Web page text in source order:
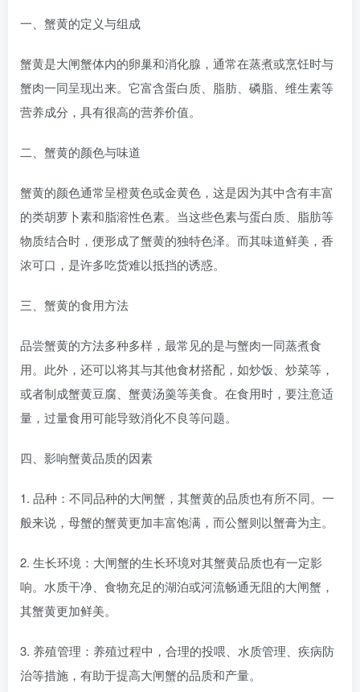
一、蟹黄的定义与组成
蟹黄是大闸蟹体内的卵巢和消化腺，通常在蒸煮或烹饪时与
蟹肉一同呈现出来。它富含蛋白质、脂肪、磷脂、维生素等
营养成分，具有很高的营养价值。
二、蟹黄的颜色与味道
蟹黄的颜色通常呈橙黄色或金黄色，这是因为其中含有丰富
的类胡萝卜素和脂溶性色素。当这些色素与蛋白质、脂肪等
物质结合时，便形成了蟹黄的独特色泽。而其味道鲜美，香
浓可口，是许多吃货难以抵挡的诱惑。
三、蟹黄的食用方法
品尝蟹黄的方法多种多样，最常见的是与蟹肉一同蒸煮食
用。此外，还可以将其与其他食材搭配，如炒饭、炒菜等，
或者制成蟹黄豆腐、蟹黄汤羹等美食。在食用时，要注意适
量，过量食用可能导致消化不良等问题。
四、影响蟹黄品质的因素
1. 品种：不同品种的大闸蟹，其蟹黄的品质也有所不同。一
般来说，母蟹的蟹黄更加丰富饱满，而公蟹则以蟹膏为主。
2. 生长环境：大闸蟹的生长环境对其蟹黄品质也有一定影
响。水质干净、食物充足的湖泊或河流畅通无阻的大闸蟹，
其蟹黄更加鲜美。
3. 养殖管理：养殖过程中，合理的投喂、水质管理、疾病防
治等措施，有助于提高大闸蟹的品质和产量。